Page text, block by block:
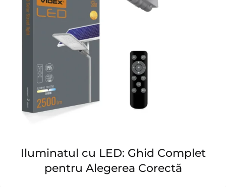
Iluminatul cu LED: Ghid Complet
pentru Alegerea Corectă